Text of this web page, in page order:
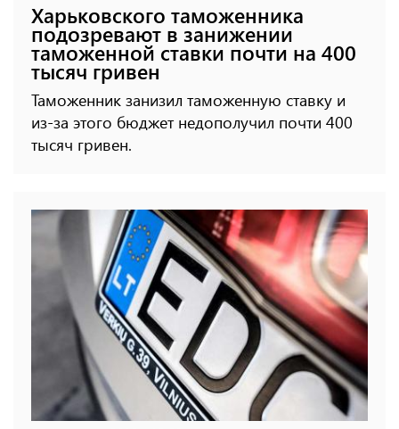
Харьковского таможенника
подозревают в занижении
таможенной ставки почти на 400
тысяч гривен
Таможенник занизил таможенную ставку и
из-за этого бюджет недополучил почти 400
тысяч гривен.